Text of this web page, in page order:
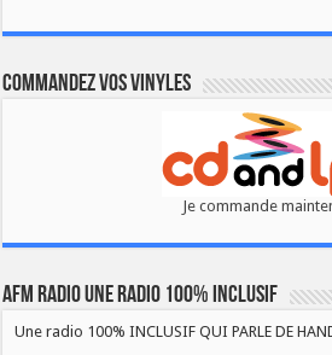
Commandez vos vinyles
Je commande
AFM RADIO UNE RADIO 100% INCLUSIF
Une radio 100% INCLUSIF QUI PARLE DE